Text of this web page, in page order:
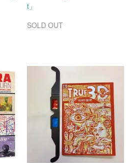
t」
SOLD OUT